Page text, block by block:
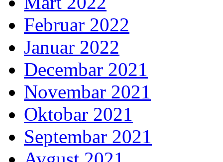
Februar 2022
Januar 2022
Decembar 2021
Novembar 2021
Oktobar 2021
Septembar 2021